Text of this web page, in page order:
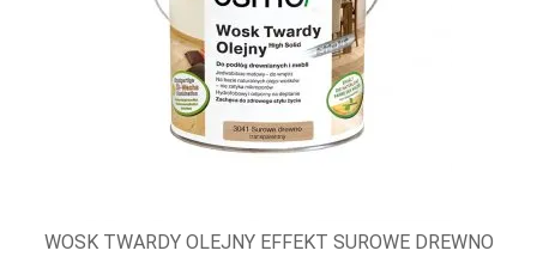
WOSK TWARDY OLEJNY EFFEKT SUROWE DREWNO